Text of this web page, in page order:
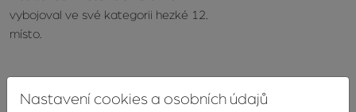
vybojoval ve své kategorii hezké 12.
místo.
Nastavení cookies a osobních údajů